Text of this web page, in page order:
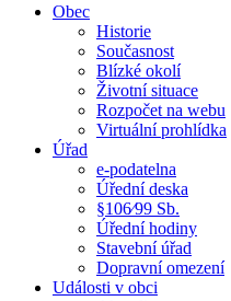
Obec
Historie
Současnost
Blízké okolí
Životní situace
Rozpočet na webu
Virtuální prohlídka
Úřad
e-podatelna
Úřední deska
§106⁄99 Sb.
Úřední hodiny
Stavební úřad
Dopravní omezení
Události v obci